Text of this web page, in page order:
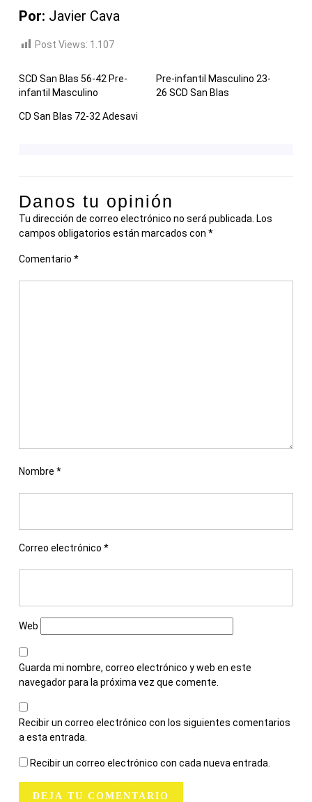
Por: Javier Cava
Post Views: 1.107
SCD San Blas 56-42 Pre-
infantil Masculino
Pre-infantil Masculino 23-
26 SCD San Blas
CD San Blas 72-32 Adesavi
Danos tu opinión
Tu dirección de correo electrónico no será publicada. Los
campos obligatorios están marcados con *
Comentario *
Nombre *
Correo electrónico *
Web
Guarda mi nombre, correo electrónico y web en este
navegador para la próxima vez que comente.
Recibir un correo electrónico con los siguientes comentarios
a esta entrada.
Recibir un correo electrónico con cada nueva entrada.